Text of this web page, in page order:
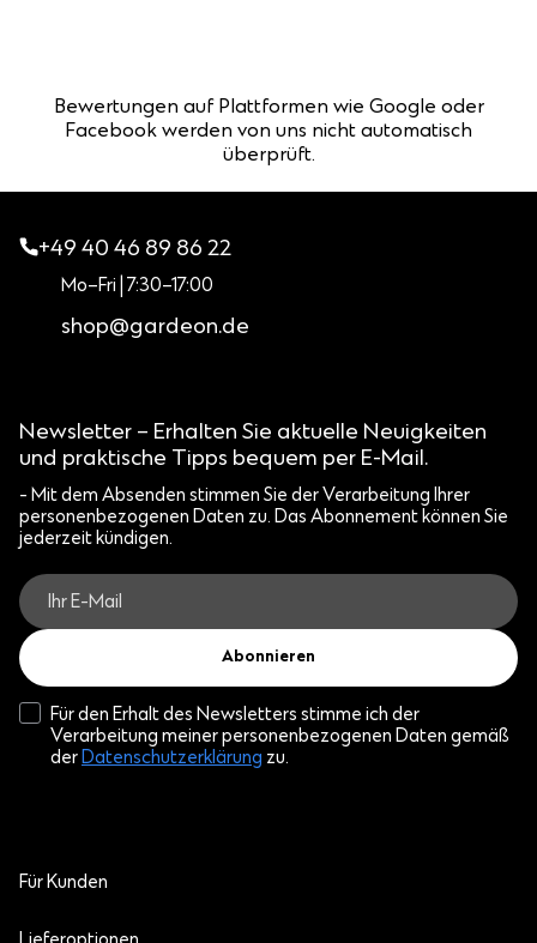
Bewertungen auf Plattformen wie Google oder
Facebook werden von uns nicht automatisch
überprüft.
+49 40 46 89 86 22
Mo–Fri | 7:30–17:00
shop@gardeon.de
Newsletter – Erhalten Sie aktuelle Neuigkeiten
und praktische Tipps bequem per E-Mail.
- Mit dem Absenden stimmen Sie der Verarbeitung Ihrer
personenbezogenen Daten zu. Das Abonnement können Sie
jederzeit kündigen.
Abonnieren
Für den Erhalt des Newsletters stimme ich der
Verarbeitung meiner personenbezogenen Daten gemäß
der Datenschutzerklärung zu.
Für Kunden